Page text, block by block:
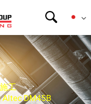
工
Altec DM45B